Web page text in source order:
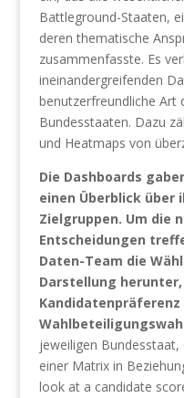
Battleground-Staaten,
deren thematische
zusammenfasste. Es
ineinandergreifenden
benutzerfreundliche Art
Bundesstaaten. Dazu
und Heatmaps von
Die Dashboards
einen Überblick über
Zielgruppen. Um die
Entscheidungen
Daten-Team die
Darstellung
Kandidatenpräferenz
jeweiligen
einer Matrix in
look at a candidate